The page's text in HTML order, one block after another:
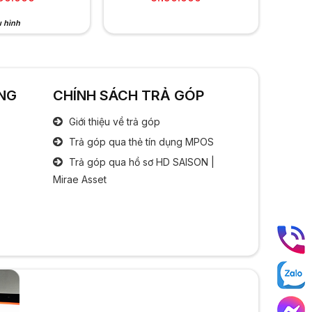
hình
CHÍNH SÁCH TRẢ GÓP
Giới thiệu về trả góp
Trả góp qua thẻ tín dụng MPOS
Trả góp qua hồ sơ HD SAISON |
Mirae Asset